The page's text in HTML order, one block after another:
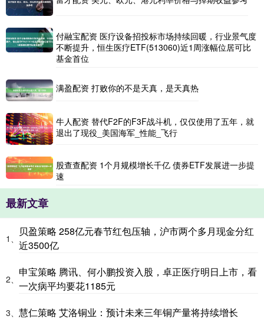
付融宝配资 医疗设备招投标市场持续回暖，行业景气度
不断提升，恒生医疗ETF(513060)近1周涨幅位居可比
基金首位
满盈配资 打败你的不是天真，是天真热
牛人配资 替代F2F的F3F战斗机，仅仅使用了五年，就
退出了现役_美国海军_性能_飞行
股查查配资 1个月规模增长千亿 债券ETF发展进一步提
速
最新文章
1、
贝盈策略 258亿元春节红包压轴，沪市两个多月现金分红
近3500亿
2、
申宝策略 腾讯、何小鹏投资入股，卓正医疗明日上市，看
一次病平均要花1185元
3、 慧仁策略 艾洛铜业：预计未来三年铜产量将持续增长